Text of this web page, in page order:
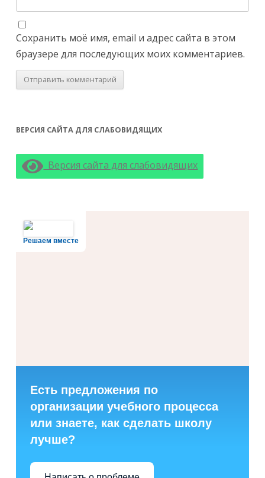
Сохранить моё имя, email и адрес сайта в этом
браузере для последующих моих комментариев.
ВЕРСИЯ САЙТА ДЛЯ СЛАБОВИДЯЩИХ
Версия сайта для слабовидящих
Решаем вместе
Есть предложения по
организации учебного процесса
или знаете, как сделать школу
лучше?